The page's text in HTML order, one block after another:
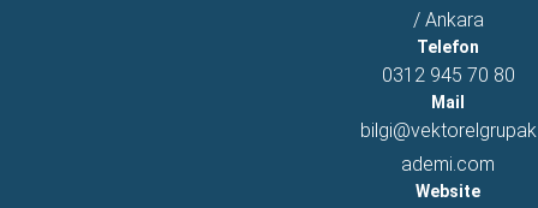
/ Ankara
Telefon
0312 945 70 80
Mail
bilgi@vektorelgrupak
ademi.com
Website